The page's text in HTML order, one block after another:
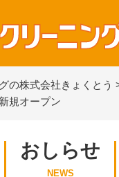
の株式会社きょくとう
規オープン
おしらせ
NEWS